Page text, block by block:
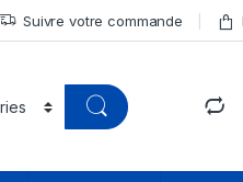
Suivre votre commande